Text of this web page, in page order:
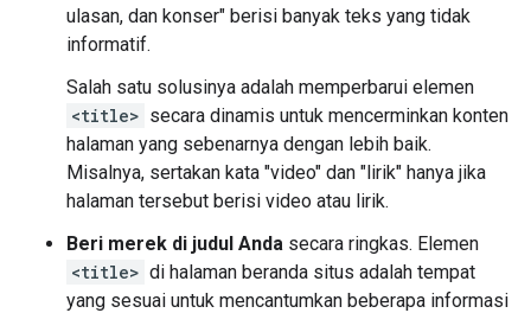
ulasan, dan konser" berisi banyak teks yang tidak
informatif.
Salah satu solusinya adalah memperbarui elemen
<title> secara dinamis untuk mencerminkan konten
halaman yang sebenarnya dengan lebih baik.
Misalnya, sertakan kata "video" dan "lirik" hanya jika
halaman tersebut berisi video atau lirik.
Beri merek di judul Anda secara ringkas. Elemen
<title> di halaman beranda situs adalah tempat
yang sesuai untuk mencantumkan beberapa informasi